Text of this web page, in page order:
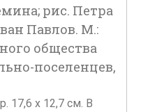
рис. Петра
Павлов. М.:
общества
поселенцев,
17,6 x 12,7 см. В